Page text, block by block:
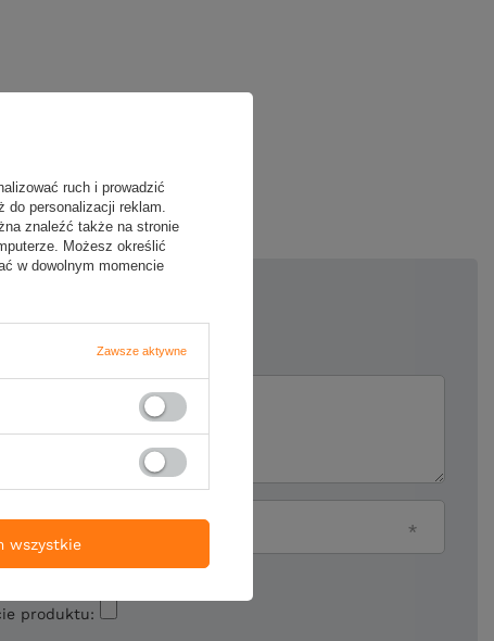
opinię
5/5
produktu:
ruch i prowadzić
do personalizacji reklam.
znaleźć także na stronie
Możesz określić
w dowolnym momencie
Zawsze aktywne
wszystkie